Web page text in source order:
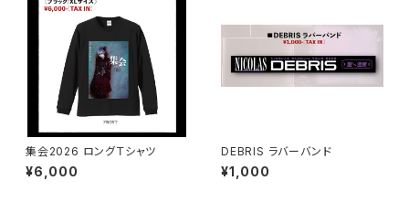
集会2026 ロングＴシャツ
¥6,000
DEBRIS ラバーバンド
¥1,000